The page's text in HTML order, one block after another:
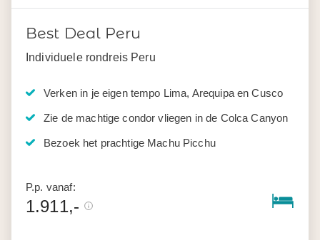
Best Deal Peru
Individuele rondreis Peru
Verken in je eigen tempo Lima, Arequipa en Cusco
Zie de machtige condor vliegen in de Colca Canyon
Bezoek het prachtige Machu Picchu
P.p. vanaf:
1.911,-